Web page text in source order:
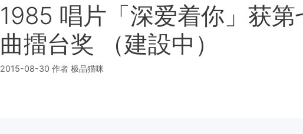
1985 唱片「深爱着你」获
曲擂台奖 （建設中）
2015-08-30 作者 极品猫咪